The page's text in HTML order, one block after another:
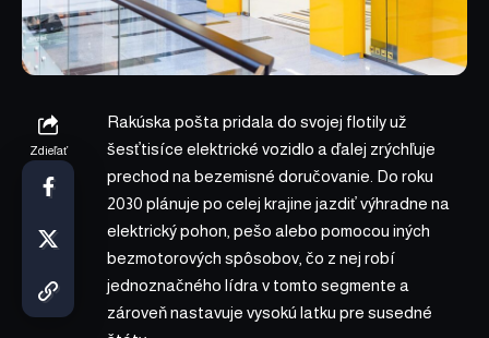
Zdieľať
Rakúska pošta pridala do svojej flotily už
šesťtisíce elektrické vozidlo a ďalej zrýchľuje
prechod na bezemisné doručovanie. Do roku
2030 plánuje po celej krajine jazdiť výhradne na
elektrický pohon, pešo alebo pomocou iných
bezmotorových spôsobov, čo z nej robí
jednoznačného lídra v tomto segmente a
zároveň nastavuje vysokú latku pre susedné